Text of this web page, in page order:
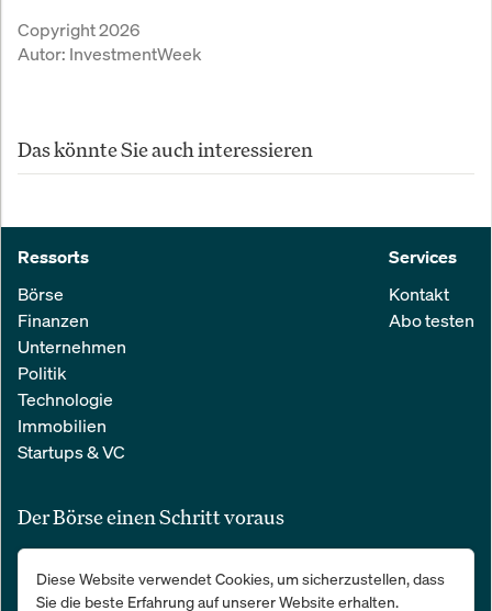
Copyright 2026
Autor: InvestmentWeek
Das könnte Sie auch interessieren
Ressorts
Börse
Finanzen
Unternehmen
Politik
Technologie
Immobilien
Startups & VC
Services
Kontakt
Abo testen
Der Börse einen Schritt voraus
Alle relevanten Nachrichten aus Wirtschaft und Finanzen in einer
einfachen E-Mail. 100 % kostenlos:
Diese Website verwendet Cookies, um sicherzustellen, dass
Sie die beste Erfahrung auf unserer Website erhalten.